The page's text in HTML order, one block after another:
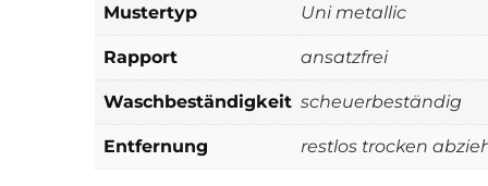
Mustertyp Uni metallic
Rapport ansatzfrei
Waschbeständigkeit scheuerbeständig
Entfernung restlos trocken